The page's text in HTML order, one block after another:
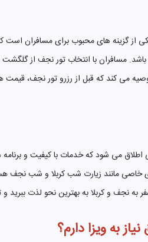
از گزینه های محبوب برای مسافران
مسافران با انتخاب تور نجف از گلگشت
می کند که قبل از رزرو تور نجف، قیمت
اطلاق می شود که خدمات با کیفیت و
خاصی مانند زیارت شب کربلا و شب نجف
به نجف و کربلا به بهترین نحو لذت ببرید
به ویزا دارم؟